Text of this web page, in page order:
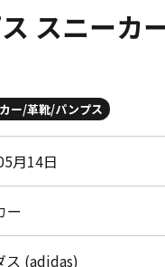
スニーカ
ー/革靴/パンプス
月14日
ー
ス (adidas)